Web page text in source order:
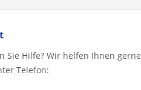
Sie Hilfe? Wir helfen Ihnen gerne
Telefon: